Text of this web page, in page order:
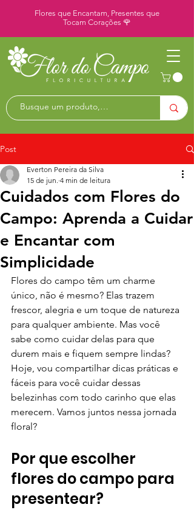
Flores que Encantam, Presentes que
Tocam Corações 🌹
Post
Cuidados com Flores do
Campo: Aprenda a Cuidar
e Encantar com
Simplicidade
Everton Pereira da Silva
15 de jun. 4 min de leitura
Flores do campo têm um charme
único, não é mesmo? Elas trazem
frescor, alegria e um toque de natureza
para qualquer ambiente. Mas você
sabe como cuidar delas para que
durem mais e fiquem sempre lindas?
Hoje, vou compartilhar dicas práticas e
fáceis para você cuidar dessas
belezinhas com todo carinho que elas
merecem. Vamos juntos nessa jornada
floral?
Por que escolher
flores do campo para
presentear?